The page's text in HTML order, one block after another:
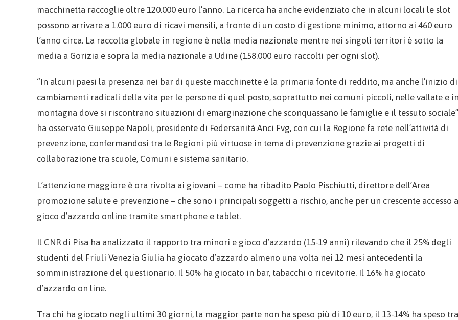
macchinetta raccoglie oltre 120.000 euro l’anno. La ricerca ha anche evidenziato che in alcuni locali le slot
possono arrivare a 1.000 euro di ricavi mensili, a fronte di un costo di gestione minimo, attorno ai 460 euro
l’anno circa. La raccolta globale in regione è nella media nazionale mentre nei singoli territori è sotto la
media a Gorizia e sopra la media nazionale a Udine (158.000 euro raccolti per ogni slot).
“In alcuni paesi la presenza nei bar di queste macchinette è la primaria fonte di reddito, ma anche l’inizio di
cambiamenti radicali della vita per le persone di quel posto, soprattutto nei comuni piccoli, nelle vallate e
montagna dove si riscontrano situazioni di emarginazione che sconquassano le famiglie e il tessuto sociale”
ha osservato Giuseppe Napoli, presidente di Federsanità Anci Fvg, con cui la Regione fa rete nell’attività di
prevenzione, confermandosi tra le Regioni più virtuose in tema di prevenzione grazie ai progetti di
collaborazione tra scuole, Comuni e sistema sanitario.
L’attenzione maggiore è ora rivolta ai giovani – come ha ribadito Paolo Pischiutti, direttore dell’Area
promozione salute e prevenzione – che sono i principali soggetti a rischio, anche per un crescente accesso
gioco d’azzardo online tramite smartphone e tablet.
Il CNR di Pisa ha analizzato il rapporto tra minori e gioco d’azzardo (15-19 anni) rilevando che il 25% degli
studenti del Friuli Venezia Giulia ha giocato d’azzardo almeno una volta nei 12 mesi antecedenti la
somministrazione del questionario. Il 50% ha giocato in bar, tabacchi o ricevitorie. Il 16% ha giocato
d’azzardo on line.
Tra chi ha giocato negli ultimi 30 giorni, la maggior parte non ha speso più di 10 euro, il 13-14% ha speso tra